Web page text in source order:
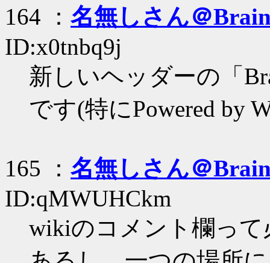
164 ： 名無しさん＠
ID:x0tnbq9j
新しいヘッダーの「
です(特にPowered by
165 ： 名無しさん＠
ID:qMWUHCkm
wikiのコメント欄っ